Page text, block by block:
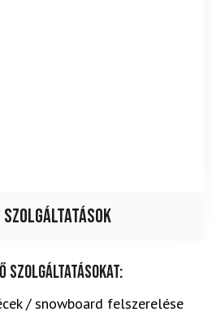
szolgáltatások
szolgáltatásokat:
/ snowboard felszerelése